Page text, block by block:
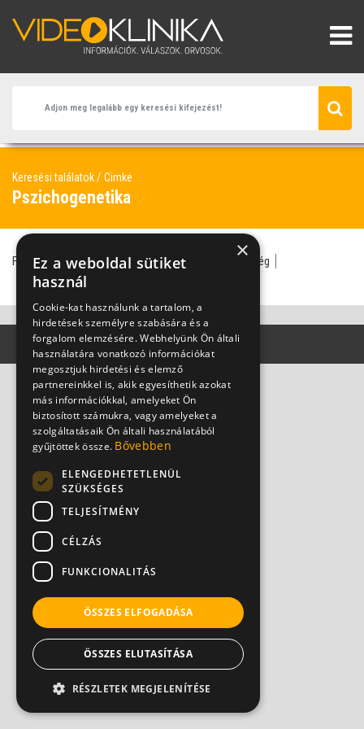
Keresési találatok Cimke
Pszichogenetika
F. Galló Béla homeopátia pszichológus
idegesség
nemzőképesség
×
Ez a weboldal sütiket
használ
Cookie-kat használunk a tartalom, a
hirdetések személyre szabására és a
forgalom elemzésére. Webhelyünk Ön általi
használatára vonatkozó információkat
megosztjuk hirdetési és elemző
partnereinkkel is, akik egyesíthetik azokat
más információkkal, amelyeket Ön
biztosított számukra, vagy amelyeket a
szolgáltatásaik Ön általi használatából
gyűjtöttek össze. Bővebben
ELENGEDHETETLENÜL
SZÜKSÉGES
TELJESÍTMÉNY
CÉLZÁS
FUNKCIONALITÁS
ÖSSZES ELFOGADÁSA
ÖSSZES ELUTASÍTÁSA
RÉSZLETEK MEGJELENÍTÉSE